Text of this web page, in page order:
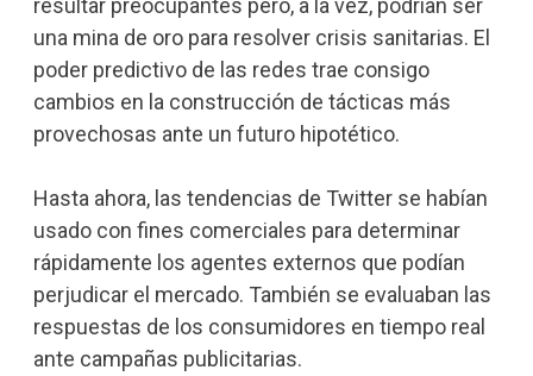
resultar preocupantes pero, a la vez, podrían ser
una mina de oro para resolver crisis sanitarias. El
poder predictivo de las redes trae consigo
cambios en la construcción de tácticas más
provechosas ante un futuro hipotético.
Hasta ahora, las tendencias de Twitter se habían
usado con fines comerciales para determinar
rápidamente los agentes externos que podían
perjudicar el mercado. También se evaluaban las
respuestas de los consumidores en tiempo real
ante campañas publicitarias.